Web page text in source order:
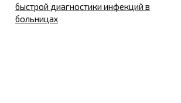
быстрой диагностики инфекций в
больницах